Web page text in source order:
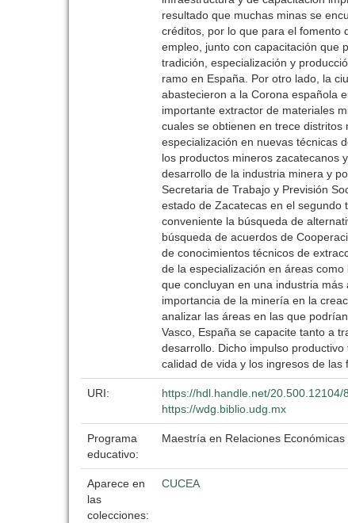
resultado que muchas minas se
créditos, por lo que para el fomento
empleo, junto con capacitación que
tradición, especialización y
ramo en España. Por otro lado, la
abastecieron a la Corona española
importante extractor de materiales
cuales se obtienen en trece
especialización en nuevas técnicas
los productos mineros zacatecanos
desarrollo de la industria minera y
Secretaria de Trabajo y Previsión
estado de Zacatecas en el segundo
conveniente la búsqueda de
búsqueda de acuerdos de
de conocimientos técnicos de
de la especialización en áreas
que concluyan en una industria
importancia de la minería en la
analizar las áreas en las que
Vasco, España se capacite tanto a
desarrollo. Dicho impulso
calidad de vida y los ingresos de las
URI:
https://hdl.handle.net/20.500.12104/
https://wdg.biblio.udg.mx
Programa
educativo:
Maestría en Relaciones
Aparece en
las
colecciones:
CUCEA